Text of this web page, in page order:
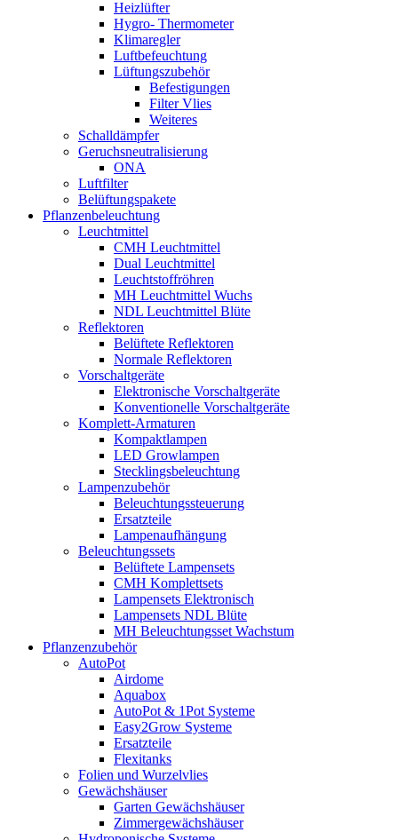
Heizlüfter
Hygro- Thermometer
Klimaregler
Luftbefeuchtung
Lüftungszubehör
Befestigungen
Filter Vlies
Weiteres
Schalldämpfer
Geruchsneutralisierung
ONA
Luftfilter
Belüftungspakete
Pflanzenbeleuchtung
Leuchtmittel
CMH Leuchtmittel
Dual Leuchtmittel
Leuchtstoffröhren
MH Leuchtmittel Wuchs
NDL Leuchtmittel Blüte
Reflektoren
Belüftete Reflektoren
Normale Reflektoren
Vorschaltgeräte
Elektronische Vorschaltgeräte
Konventionelle Vorschaltgeräte
Komplett-Armaturen
Kompaktlampen
LED Growlampen
Stecklingsbeleuchtung
Lampenzubehör
Beleuchtungssteuerung
Ersatzteile
Lampenaufhängung
Beleuchtungssets
Belüftete Lampensets
CMH Komplettsets
Lampensets Elektronisch
Lampensets NDL Blüte
MH Beleuchtungsset Wachstum
Pflanzenzubehör
AutoPot
Airdome
Aquabox
AutoPot & 1Pot Systeme
Easy2Grow Systeme
Ersatzteile
Flexitanks
Folien und Wurzelvlies
Gewächshäuser
Garten Gewächshäuser
Zimmergewächshäuser